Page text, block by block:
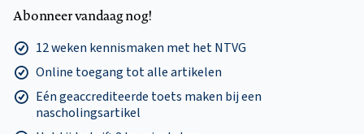
Abonneer vandaag nog!
12 weken kennismaken met het NTVG
Online toegang tot alle artikelen
Eén geaccrediteerde toets maken bij een
nascholingsartikel